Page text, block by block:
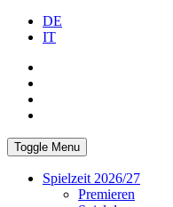
DE
IT
Toggle Menu
Spielzeit 2026/27
Premieren